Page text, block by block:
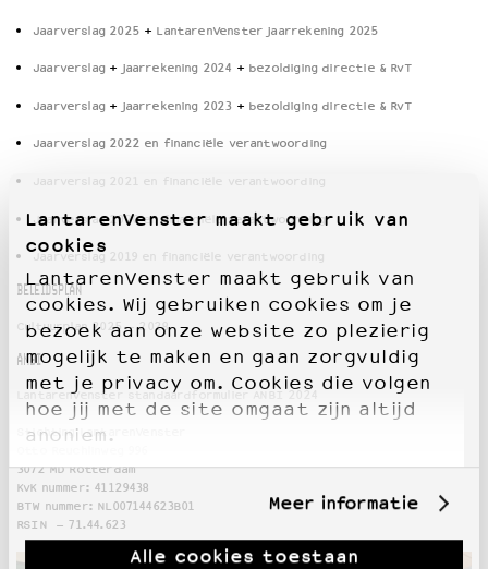
LantarenVenster maakt gebruik van
cookies
LantarenVenster maakt gebruik van
cookies. Wij gebruiken cookies om je
bezoek aan onze website zo plezierig
mogelijk te maken en gaan zorgvuldig
met je privacy om. Cookies die volgen
hoe jij met de site omgaat zijn altijd
anoniem.
Meer informatie
Alle cookies toestaan
Jaarverslag 2025+ LantarenVenster jaarrekening 2025
Jaarverslag+ jaarrekening 2024 + bezoldiging directie & RvT
Jaarverslag+ jaarrekening 2023+ bezoldiging directie & RvT
Jaarverslag 2022 en financiële verantwoording
Jaarverslag 2021 en financiële verantwoording
Jaarverslag 2020 en financiële verantwoording
Jaarverslag 2019 en financiële verantwoording
BELEIDSPLAN
Cultuurplan 2025 – 2028
ANBI
LantarenVenster standaardformulier ANBI 2024
Stichting LantarenVenster
3072 MD Rotterdam
KvK nummer: 41129438
BTW nummer: NL007144623B01
RSIN – 71.44.623